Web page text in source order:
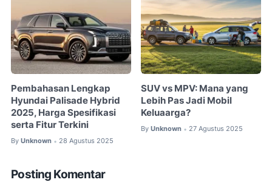
Pembahasan Lengkap
Hyundai Palisade Hybrid
2025, Harga Spesifikasi
serta Fitur Terkini
By Unknown • 28 Agustus 2025
SUV vs MPV: Mana yang
Lebih Pas Jadi Mobil
Keluaarga?
By Unknown • 27 Agustus 2025
Posting Komentar